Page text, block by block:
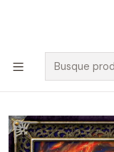
🚀 ¡Despachamos a
$100.000 y a RM sobre
Inicio Juegos
Talisman Cuarta
Español